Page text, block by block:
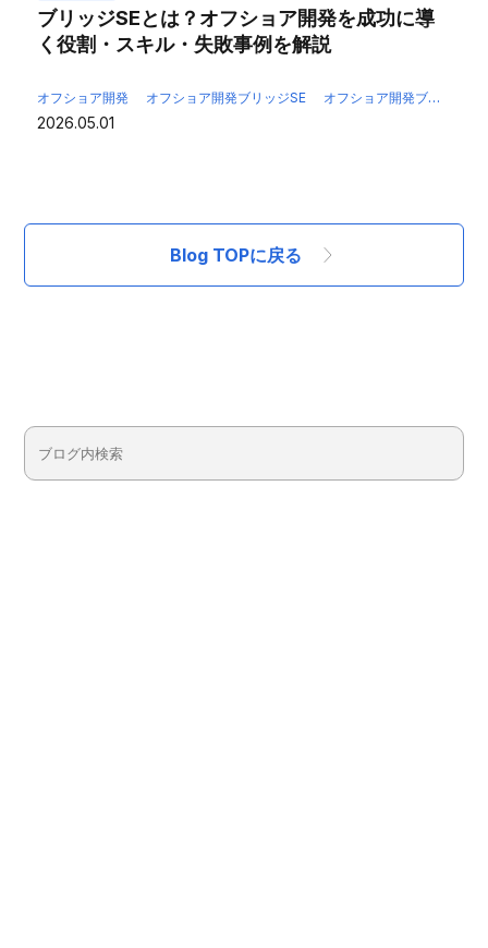
ブリッジSEとは？オフショア開発を成功に導
く役割・スキル・失敗事例を解説
オフショア開発 オフショア開発ブリッジSE オフショア開発ブリッジエンジニア
2026.05.01
Blog TOPに戻る